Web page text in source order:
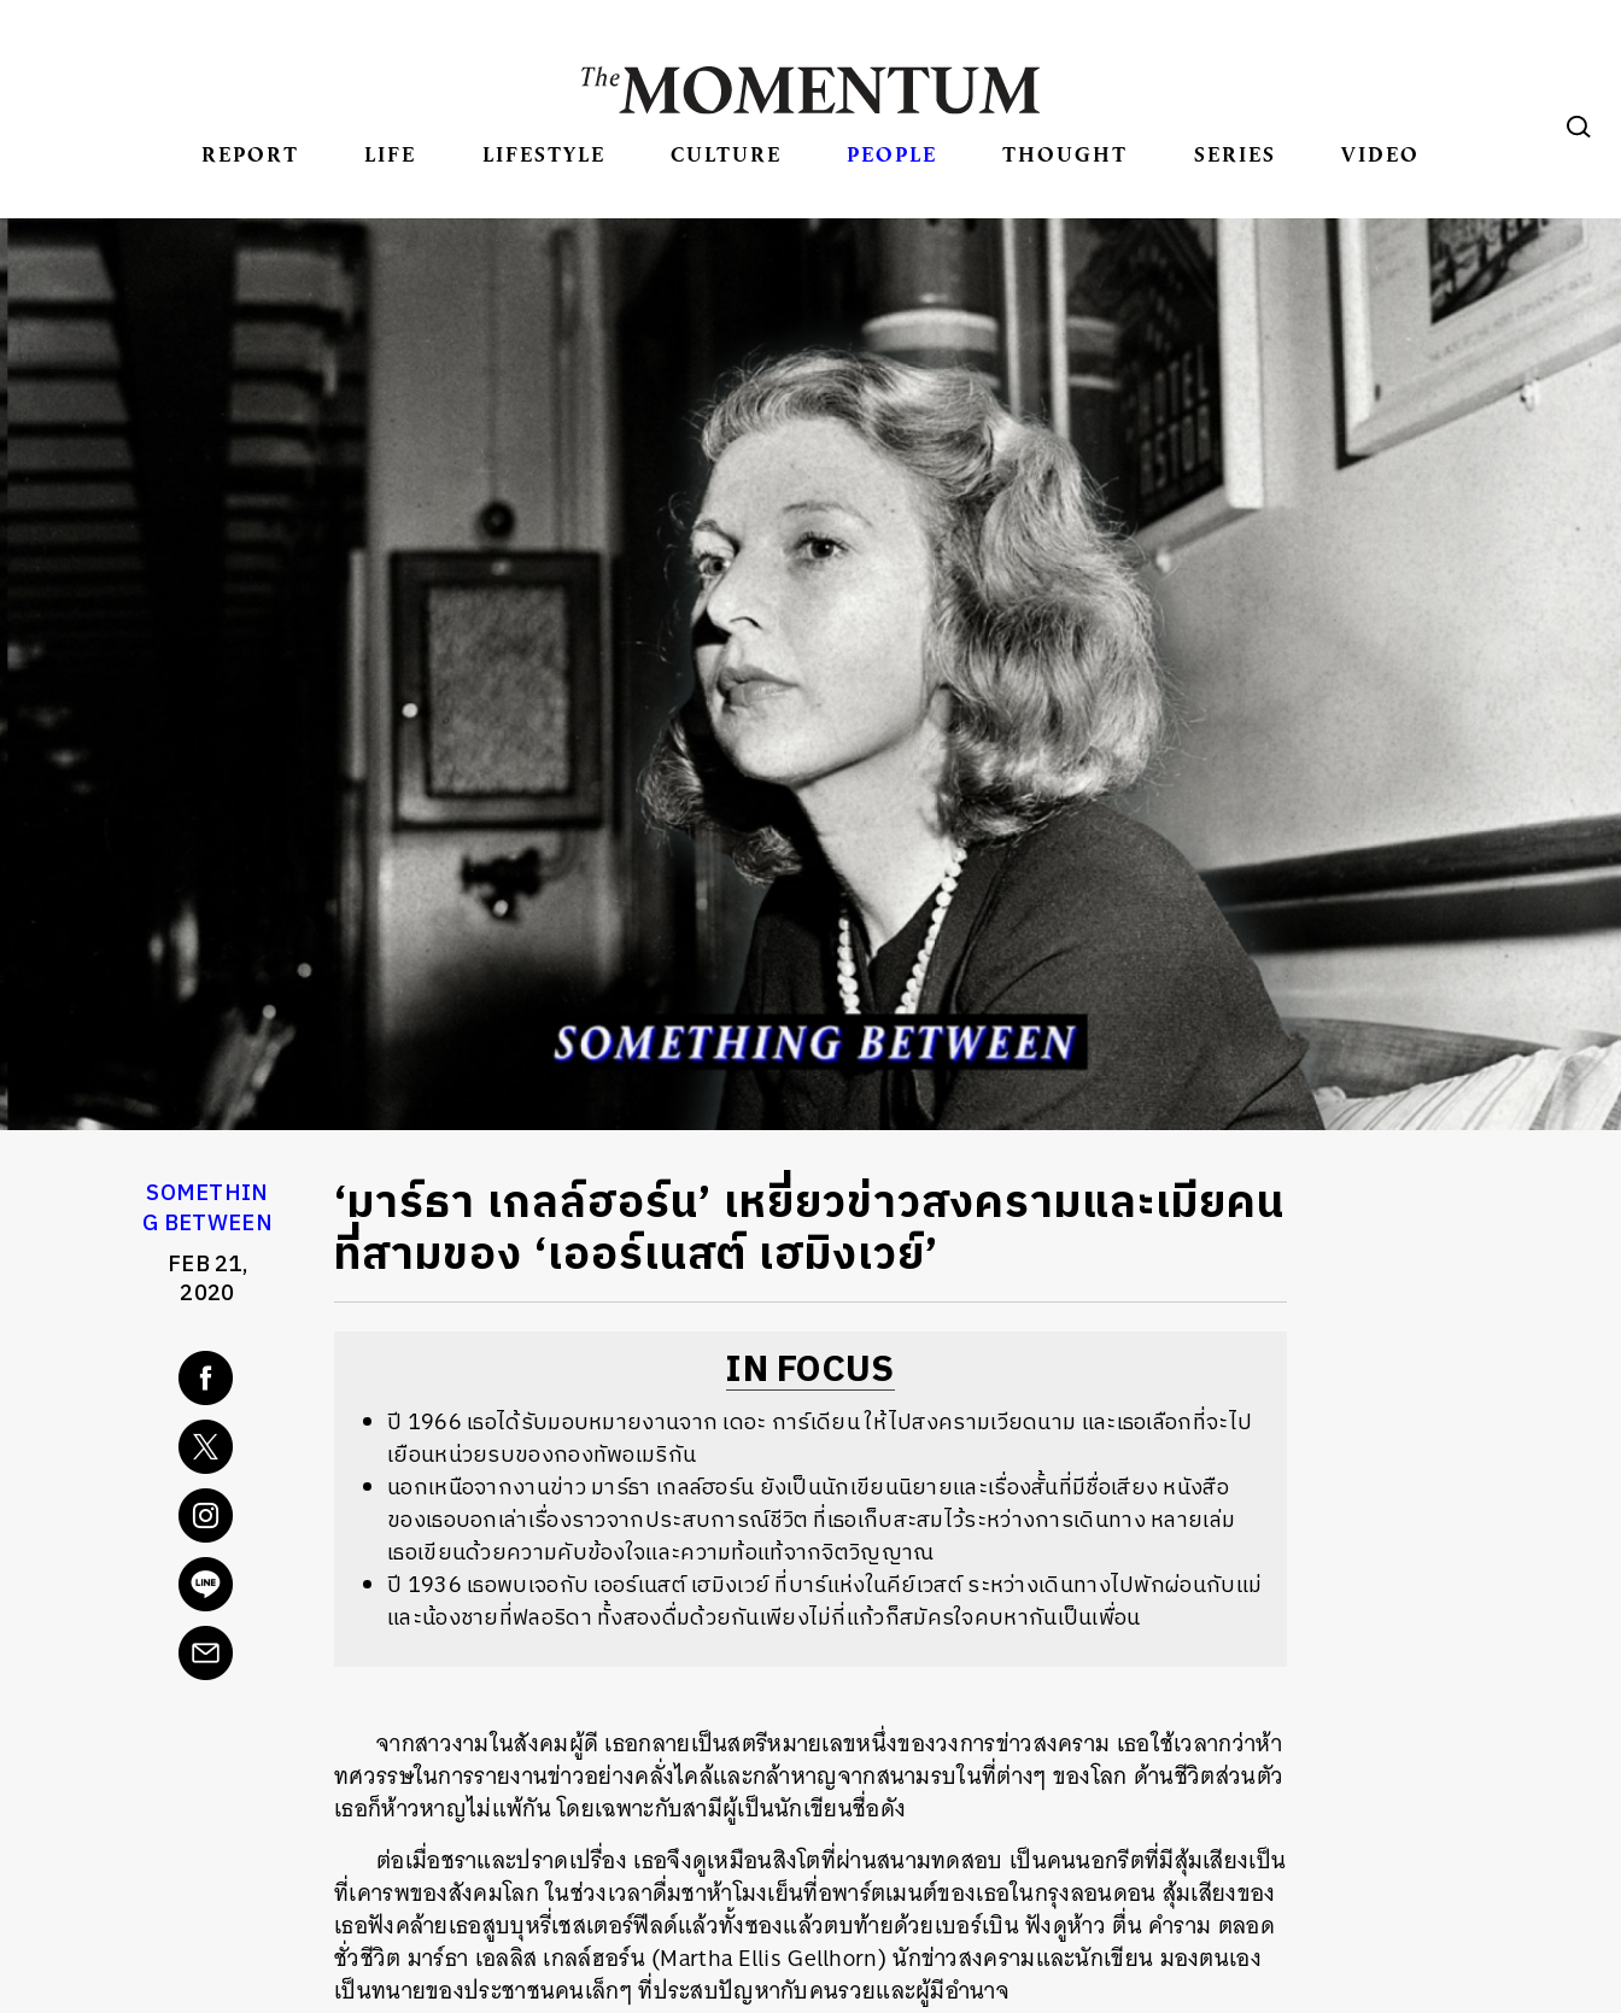
REPORT LIFE LIFESTYLE CULTURE PEOPLE THOUGHT SERIES VIDEO
SOMETHIN
G BETWEEN
FEB 21,
2020
‘มาร์ธา เกลล์ฮอร์น’ เหยี่ยวข่าวสงครามและเมียคน
ที่สามของ ‘เออร์เนสต์ เฮมิงเวย์’
IN FOCUS
ปี 1966 เธอได้รับมอบหมายงานจาก เดอะ การ์เดียน ให้ไปสงครามเวียดนาม และเธอเลือกที่จะไป
เยือนหน่วยรบของกองทัพอเมริกัน
นอกเหนือจากงานข่าว มาร์ธา เกลล์ฮอร์น ยังเป็นนักเขียนนิยายและเรื่องสั้นที่มีชื่อเสียง หนังสือ
ของเธอบอกเล่าเรื่องราวจากประสบการณ์ชีวิต ที่เธอเก็บสะสมไว้ระหว่างการเดินทาง หลายเล่ม
เธอเขียนด้วยความคับข้องใจและความท้อแท้จากจิตวิญญาณ
ปี 1936 เธอพบเจอกับ เออร์เนสต์ เฮมิงเวย์ ที่บาร์แห่งในคีย์เวสต์ ระหว่างเดินทางไปพักผ่อนกับแม่
และน้องชายที่ฟลอริดา ทั้งสองดื่มด้วยกันเพียงไม่กี่แก้วก็สมัครใจคบหากันเป็นเพื่อน
จากสาวงามในสังคมผู้ดี เธอกลายเป็นสตรีหมายเลขหนึ่งของวงการข่าวสงคราม เธอใช้เวลากว่าห้า
ทศวรรษในการรายงานข่าวอย่างคลั่งไคล้และกล้าหาญจากสนามรบในที่ต่างๆ ของโลก ด้านชีวิตส่วนตัว
เธอก็ห้าวหาญไม่แพ้กัน โดยเฉพาะกับสามีผู้เป็นนักเขียนชื่อดัง
ต่อเมื่อชราและปราดเปรื่อง เธอจึงดูเหมือนสิงโตที่ผ่านสนามทดสอบ เป็นคนนอกรีตที่มีสุ้มเสียงเป็น
ที่เคารพของสังคมโลก ในช่วงเวลาดื่มชาห้าโมงเย็นที่อพาร์ตเมนต์ของเธอในกรุงลอนดอน สุ้มเสียงของ
เธอฟังคล้ายเธอสูบบุหรี่เชสเตอร์ฟีลด์แล้วทั้งซองแล้วตบท้ายด้วยเบอร์เบิน ฟังดูห้าว ตื่น คำราม ตลอด
ชั่วชีวิต มาร์ธา เอลลิส เกลล์ฮอร์น (Martha Ellis Gellhorn) นักข่าวสงครามและนักเขียน มองตนเอง
เป็นทนายของประชาชนคนเล็กๆ ที่ประสบปัญหากับคนรวยและผู้มีอำนาจ